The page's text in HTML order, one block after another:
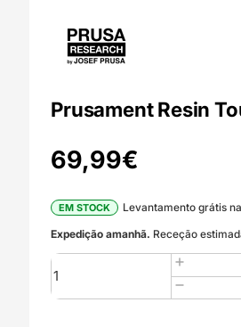
Prusament Resin
69,99€
EM STOCK
Levantamento grátis
Expedição amanhã. Receção
Quantidade
de
Prusament